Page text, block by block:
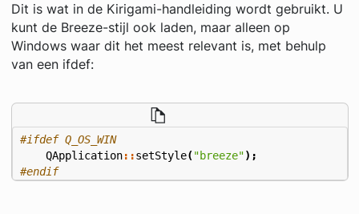
Dit is wat in de Kirigami-handleiding wordt gebruikt. U
kunt de Breeze-stijl ook laden, maar alleen op
Windows waar dit het meest relevant is, met behulp
van een ifdef:
#ifdef Q_OS_WIN
QApplication::setStyle("breeze");
#endif